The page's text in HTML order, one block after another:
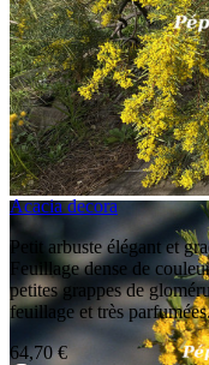
Acacia decora
Petit arbuste élégant et
Feuillage dense de
petites grappes de
feuillage et très
64,70 €